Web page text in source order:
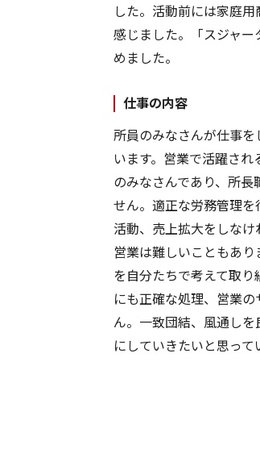
した。活動前には家庭
感じました。「スジャ
めました。
仕事の内容
所員のみなさんが仕事
います。営業で活躍さ
のみなさんであり、所
せん。適正な労務管理
活動、売上拡大をしなけ
営業は難しいこともあ
を自分たちで考えて取
にも正確な処理、営業
ん。一致団結、風通し
にしていきたいと思って